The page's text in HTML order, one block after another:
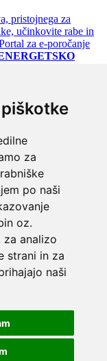
za
po naši
oz.
analizo
strani in za
naši
pristojnega za
učinkovite rabe in
za e-poročanje
za izdelovalce in
mesto o državni
podjetja in
podatkov
bež
na rumenem
na vijoličnem